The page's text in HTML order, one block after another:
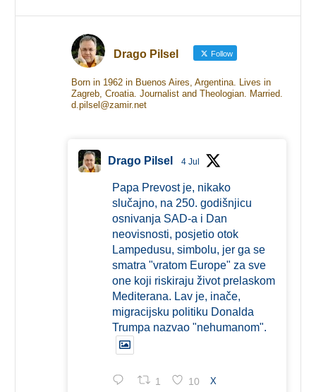
Drago Pilsel Follow
Born in 1962 in Buenos Aires, Argentina. Lives in
Zagreb, Croatia. Journalist and Theologian. Married.
d.pilsel@zamir.net
Drago Pilsel 4 Jul
Papa Prevost je, nikako
slučajno, na 250. godišnjicu
osnivanja SAD-a i Dan
neovisnosti, posjetio otok
Lampedusu, simbolu, jer ga se
smatra "vratom Europe" za sve
one koji riskiraju život prelaskom
Mediterana. Lav je, inače,
migracijsku politiku Donalda
Trumpa nazvao "nehumanom".
1 10 X